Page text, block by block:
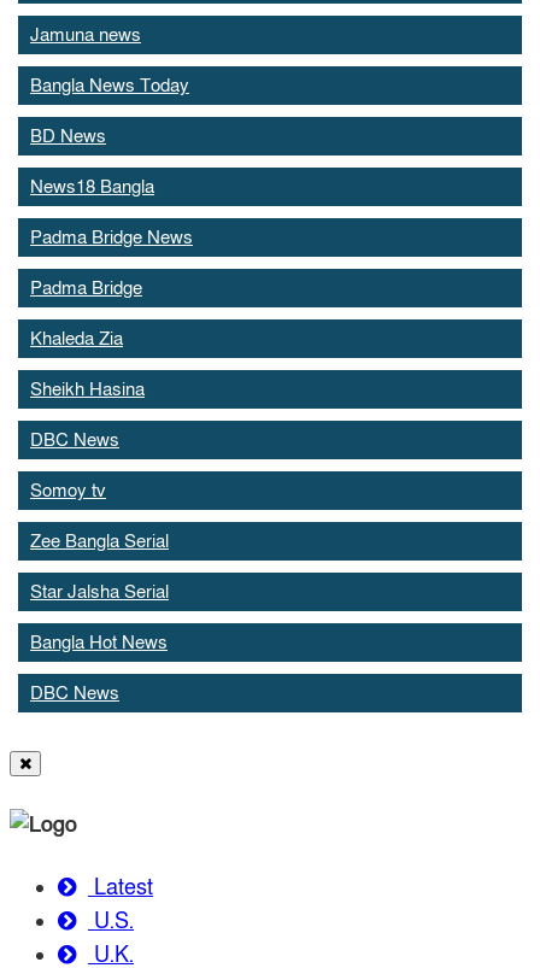
Jamuna news
Bangla News Today
BD News
News18 Bangla
Padma Bridge News
Padma Bridge
Khaleda Zia
Sheikh Hasina
DBC News
Somoy tv
Zee Bangla Serial
Star Jalsha Serial
Bangla Hot News
DBC News
Latest
U.S.
U.K.